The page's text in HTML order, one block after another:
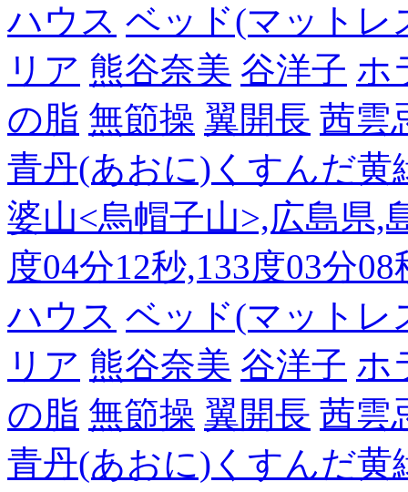
ハウス ベッド(マットレ
リア 熊谷奈美 谷洋子 ホ
の脂 無節操 翼開長 茜雲
青丹(あおに)くすんだ黄
婆山<烏帽子山>,広島県,
度04分12秒,133度03分
ハウス ベッド(マットレ
リア 熊谷奈美 谷洋子 ホ
の脂 無節操 翼開長 茜雲
青丹(あおに)くすんだ黄